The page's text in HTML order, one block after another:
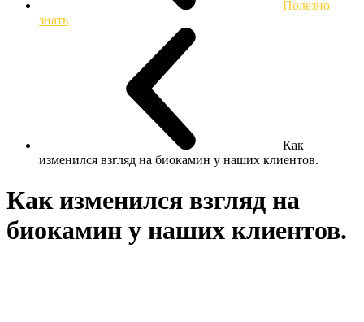
Полезно
знать
Как
изменился взгляд на биокамин у наших клиентов.
Как изменился взгляд на
биокамин у наших клиентов.